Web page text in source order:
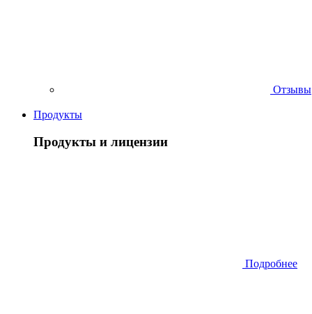
Отзывы
Продукты
Продукты и лицензии
Подробнее